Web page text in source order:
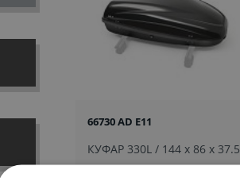
66730 AD E11
КУФАР 330L / 144 x 86 x 37.5